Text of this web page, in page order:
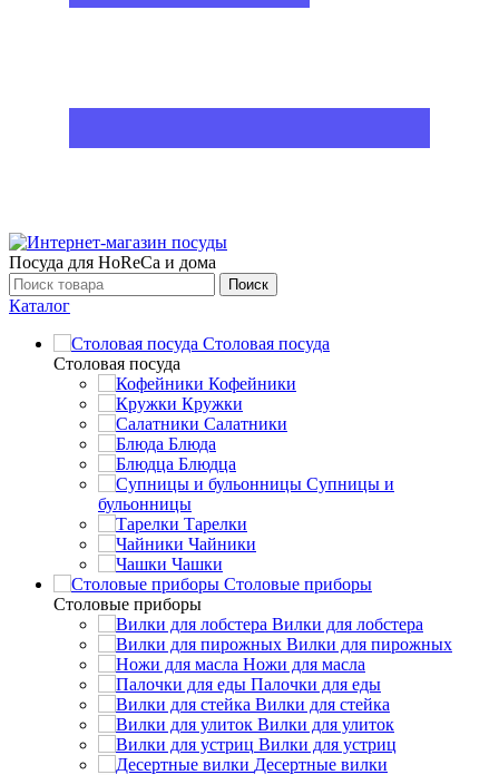
Посуда для HoReCa и дома
Поиск
Каталог
Столовая посуда
Столовая посуда
Кофейники
Кружки
Салатники
Блюда
Блюдца
Супницы и
бульонницы
Тарелки
Чайники
Чашки
Cтоловые приборы
Cтоловые приборы
Вилки для лобстера
Вилки для пирожных
Ножи для масла
Палочки для еды
Вилки для стейка
Вилки для улиток
Вилки для устриц
Десертные вилки